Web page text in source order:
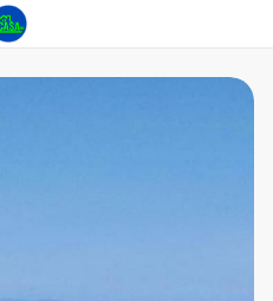
en Río San Juan - Tu Casa